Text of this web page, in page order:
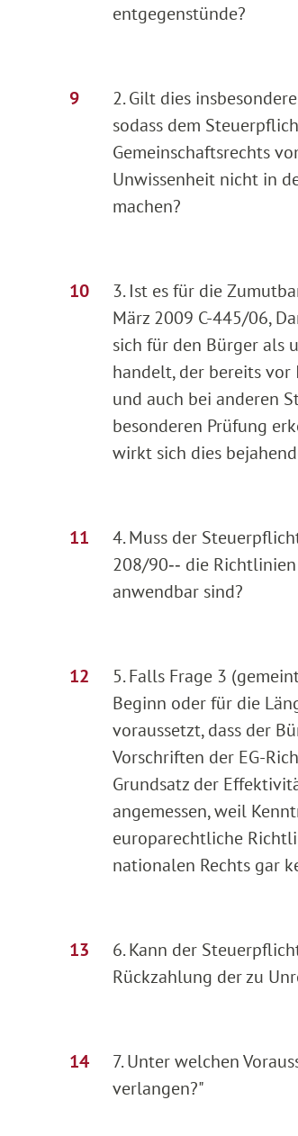
entgegenstünde?
2. Gilt dies
sodass dem
Gemeinschaftsrechts
Unwissenheit nicht in
machen?
3. Ist es für die
März 2009 C-445/06,
sich für den Bürger als
handelt, der bereits
und auch bei anderen
besonderen Prüfung
wirkt sich dies
4. Muss der
208/90‑‑ die
anwendbar sind?
5. Falls Frage 3
Beginn oder für die
voraussetzt, dass der
Vorschriften der EG-
Grundsatz der
angemessen, weil
europarechtliche
nationalen Rechts gar
6. Kann der
Rückzahlung der zu
7. Unter welchen
verlangen?"